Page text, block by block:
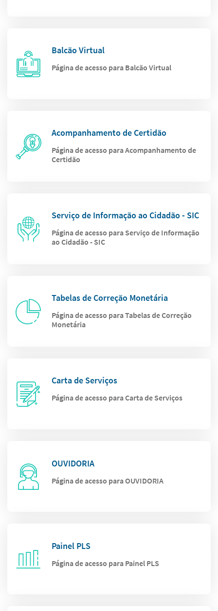
Balcão Virtual
Página de acesso para Balcão Virtual
Acompanhamento de Certidão
Página de acesso para Acompanhamento de
Certidão
Serviço de Informação ao Cidadão - SIC
Página de acesso para Serviço de Informação
ao Cidadão - SIC
Tabelas de Correção Monetária
Página de acesso para Tabelas de Correção
Monetária
Carta de Serviços
Página de acesso para Carta de Serviços
OUVIDORIA
Página de acesso para OUVIDORIA
Painel PLS
Página de acesso para Painel PLS